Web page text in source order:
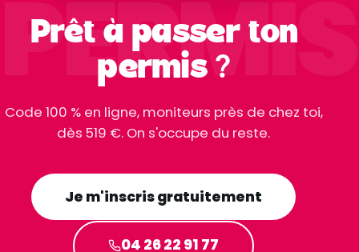
PERMIS
Prêt à passer ton
permis ?
Code 100 % en ligne, moniteurs près de chez toi,
dès 519 €. On s'occupe du reste.
Je m'inscris gratuitement
04 26 22 91 77